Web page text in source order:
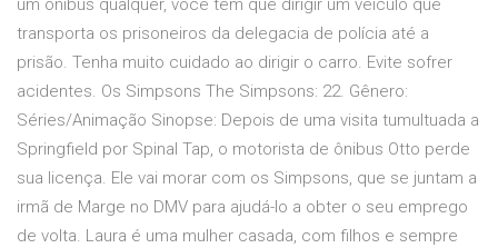
um ônibus qualquer, você tem que dirigir um veículo que
transporta os prisoneiros da delegacia de polícia até a
prisão. Tenha muito cuidado ao dirigir o carro. Evite sofrer
acidentes. Os Simpsons The Simpsons: 22. Gênero:
Séries/Animação Sinopse: Depois de uma visita tumultuada a
Springfield por Spinal Tap, o motorista de ônibus Otto perde
sua licença. Ele vai morar com os Simpsons, que se juntam a
irmã de Marge no DMV para ajudá-lo a obter o seu emprego
de volta. Laura é uma mulher casada, com filhos e sempre